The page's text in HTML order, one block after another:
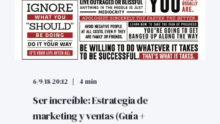
6/9/18 20:12 4 min
Ser increíble: Estrategia de
marketing y ventas (Guía +